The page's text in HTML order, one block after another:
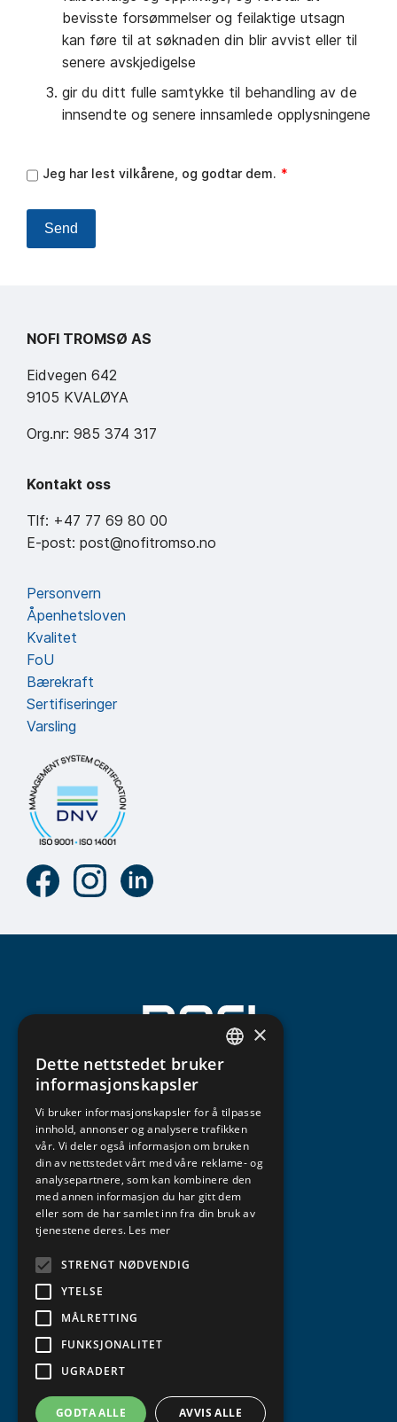
bevisste forsømmelser og feilaktige utsagn
kan føre til at søknaden din blir avvist eller til
senere avskjedigelse
gir du ditt fulle samtykke til behandling av de
innsendte og senere innsamlede opplysningene
Jeg har lest vilkårene, og godtar dem.
Send
NOFI TROMSØ AS
Eidvegen 642
9105 KVALØYA
Org.nr: 985 374 317
Kontakt oss
Tlf: +47 77 69 80 00
E-post: post@nofitromso.no
Personvern
Åpenhetsloven
Kvalitet
FoU
Bærekraft
Sertifiseringer
Varsling
NORWEGIAN
ENGLISH
×
Dette nettstedet bruker
informasjonskapsler
Vi bruker informasjonskapsler for å tilpasse
innhold, annonser og analysere trafikken
vår. Vi deler også informasjon om bruken
din av nettstedet vårt med våre reklame- og
analysepartnere, som kan kombinere den
med annen informasjon du har gitt dem
eller som de har samlet inn fra din bruk av
tjenestene deres. Les mer
STRENGT NØDVENDIG
YTELSE
MÅLRETTING
FUNKSJONALITET
UGRADERT
GODTA ALLE AVVIS ALLE